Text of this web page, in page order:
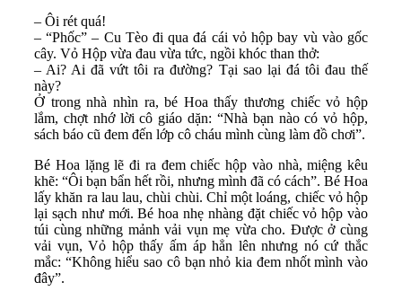
– Ôi rét quá!
– “Phốc” – Cu Tèo đi qua đá cái vỏ hộp bay vù vào gốc
cây. Vỏ Hộp vừa đau vừa tức, ngồi khóc than thở:
– Ai? Ai đã vứt tôi ra đường? Tại sao lại đá tôi đau thế
này?
Ở trong nhà nhìn ra, bé Hoa thấy thương chiếc vỏ hộp
lắm, chợt nhớ lời cô giáo dặn: “Nhà bạn nào có vỏ hộp,
sách báo cũ đem đến lớp cô cháu mình cùng làm đồ chơi”.
Bé Hoa lặng lẽ đi ra đem chiếc hộp vào nhà, miệng kêu
khẽ: “Ôi bạn bẩn hết rồi, nhưng mình đã có cách”. Bé Hoa
lấy khăn ra lau lau, chùi chùi. Chỉ một loáng, chiếc vỏ hộp
lại sạch như mới. Bé hoa nhẹ nhàng đặt chiếc vỏ hộp vào
túi cùng những mảnh vải vụn mẹ vừa cho. Được ở cùng
vải vụn, Vỏ hộp thấy ấm áp hẳn lên nhưng nó cứ thắc
mắc: “Không hiểu sao cô bạn nhỏ kia đem nhốt mình vào
đây”.